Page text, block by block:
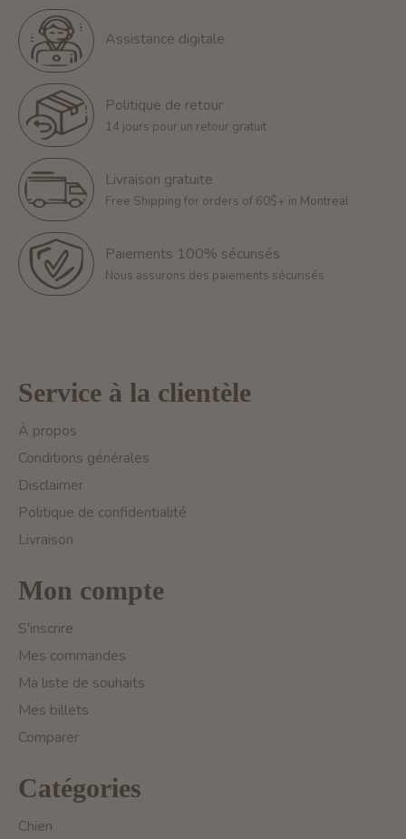
Assistance digitale
Politique de retour
14 jours pour un retour gratuit
Livraison gratuite
Free Shipping for orders of 60$+ in Montreal
Paiements 100% sécurisés
Nous assurons des paiements sécurisés
Service à la clientèle
À propos
Conditions générales
Disclaimer
Politique de confidentialité
Livraison
Mon compte
S'inscrire
Mes commandes
Ma liste de souhaits
Mes billets
Comparer
Catégories
Chien